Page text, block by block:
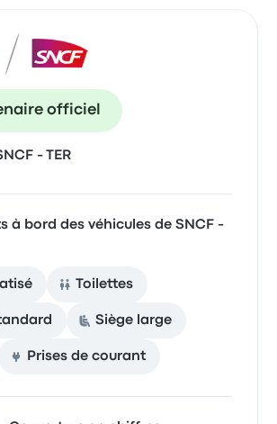
officiel
- TER
à bord des véhicules de SNCF -
Toilettes
Siège large
Prises de courant